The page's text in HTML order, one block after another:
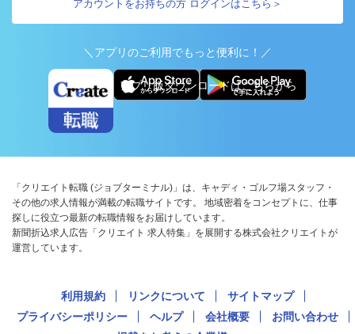
アカウントをお持ちの方 ログインはこちら＞
＼アプリのご利用でもっと便利に！／
アプリ版ダウンロードはこちらから
「クリエイト転職 (ジョブターミナル)」は、キャディ・ゴルフ場スタッフ・
その他の求人情報が満載の転職サイトです。 地域密着をコンセプトに、仕事
探しに役立つ最新の転職情報をお届けしています。
新聞折込求人広告「クリエイト 求人特集」を展開する株式会社クリエイトが
運営しています。
利用規約 リンクについて
サイトマップ
プライバシーポリシー
ヘルプ 会社概要
お問い合わせ